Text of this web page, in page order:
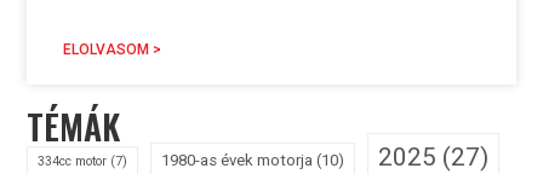
ELOLVASOM >
TÉMÁK
334cc motor (7) 1980-as évek motorja (10) 2025 (27)